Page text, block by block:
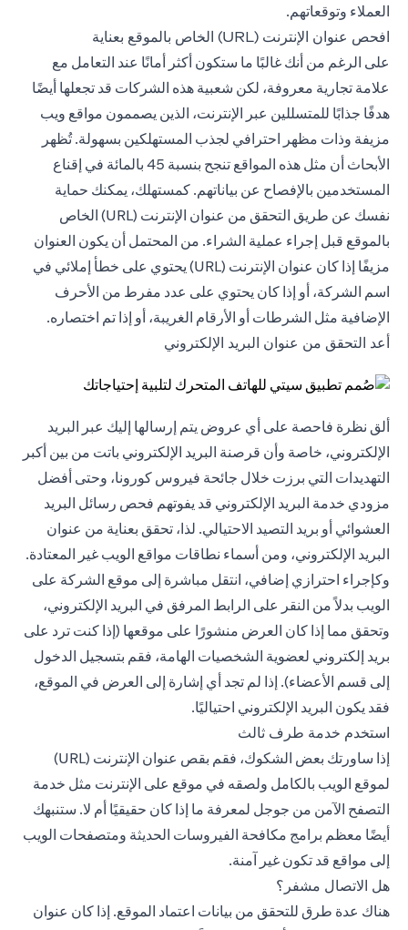
العملاء وتوقعاتهم.
افحص عنوان الإنترنت (URL) الخاص بالموقع بعناية
على الرغم من أنك غالبًا ما ستكون أكثر أمانًا عند التعامل مع
علامة تجارية معروفة، لكن شعبية هذه الشركات قد تجعلها أيضًا
هدفًا جذابًا للمتسللين عبر الإنترنت، الذين يصممون مواقع ويب
مزيفة وذات مظهر احترافي لجذب المستهلكين بسهولة. تُظهر
الأبحاث أن مثل هذه المواقع تنجح بنسبة 45 بالمائة في إقناع
المستخدمين بالإفصاح عن بياناتهم. كمستهلك، يمكنك حماية
نفسك عن طريق التحقق من عنوان الإنترنت (URL) الخاص
بالموقع قبل إجراء عملية الشراء. من المحتمل أن يكون العنوان
مزيفًا إذا كان عنوان الإنترنت (URL) يحتوي على خطأ إملائي في
اسم الشركة، أو إذا كان يحتوي على عدد مفرط من الأحرف
الإضافية مثل الشرطات أو الأرقام الغريبة، أو إذا تم اختصاره.
أعد التحقق من عنوان البريد الإلكتروني
ألق نظرة فاحصة على أي عروض يتم إرسالها إليك عبر البريد
الإلكتروني، خاصة وأن قرصنة البريد الإلكتروني باتت من بين أكبر
التهديدات التي برزت خلال جائحة فيروس كورونا، وحتى أفضل
مزودي خدمة البريد الإلكتروني قد يفوتهم فحص رسائل البريد
العشوائي أو بريد التصيد الاحتيالي. لذا، تحقق بعناية من عنوان
البريد الإلكتروني، ومن أسماء نطاقات مواقع الويب غير المعتادة.
وكإجراء احترازي إضافي، انتقل مباشرة إلى موقع الشركة على
الويب بدلاً من النقر على الرابط المرفق في البريد الإلكتروني،
وتحقق مما إذا كان العرض منشورًا على موقعها (إذا كنت ترد على
بريد إلكتروني لعضوية الشخصيات الهامة، فقم بتسجيل الدخول
إلى قسم الأعضاء). إذا لم تجد أي إشارة إلى العرض في الموقع،
فقد يكون البريد الإلكتروني احتياليًا.
استخدم خدمة طرف ثالث
إذا ساورتك بعض الشكوك، فقم بقص عنوان الإنترنت (URL)
لموقع الويب بالكامل ولصقه في موقع على الإنترنت مثل خدمة
التصفح الآمن من جوجل لمعرفة ما إذا كان حقيقيًا أم لا. ستنبهك
أيضًا معظم برامج مكافحة الفيروسات الحديثة ومتصفحات الويب
إلى مواقع قد تكون غير آمنة.
هل الاتصال مشفر؟
هناك عدة طرق للتحقق من بيانات اعتماد الموقع. إذا كان عنوان